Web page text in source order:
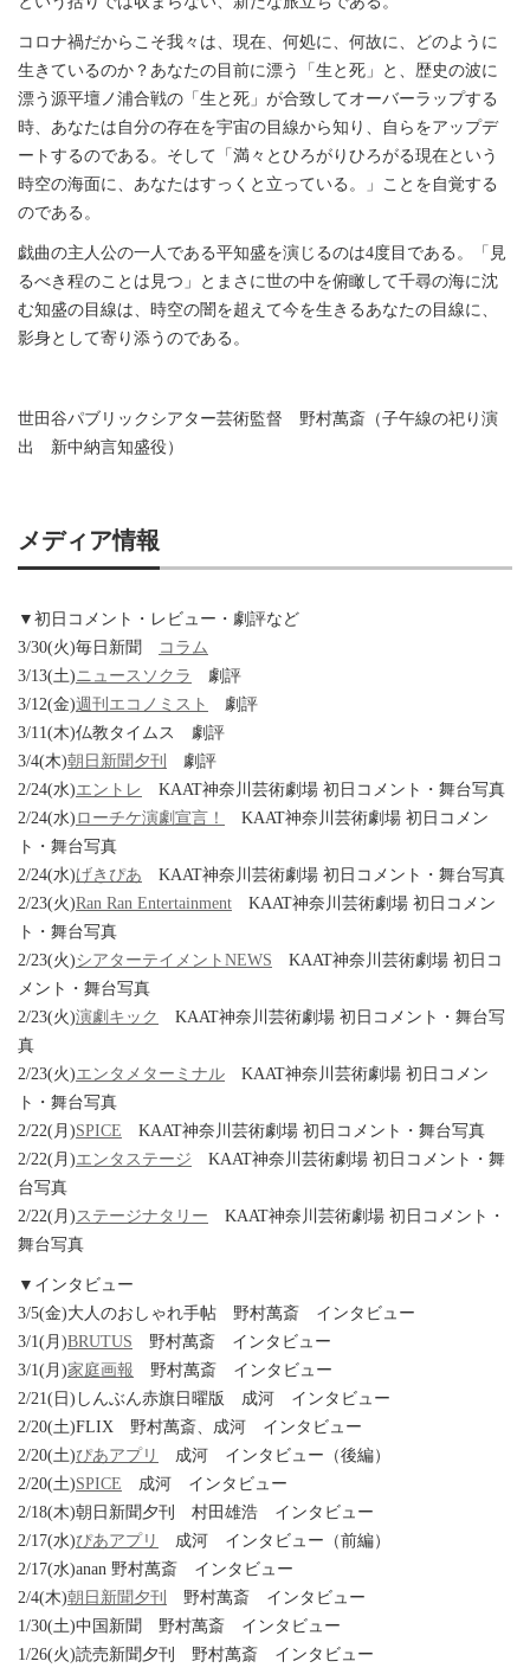
コロナ禍だからこそ我々は、現在、何処に、何故に、どのように
生きているのか？あなたの目前に漂う「生と死」と、歴史の波に
漂う源平壇ノ浦合戦の「生と死」が合致してオーバーラップする
時、あなたは自分の存在を宇宙の目線から知り、自らをアップデ
ートするのである。そして「満々とひろがりひろがる現在という
時空の海面に、あなたはすっくと立っている。」ことを自覚する
のである。
戯曲の主人公の一人である平知盛を演じるのは4度目である。「見
るべき程のことは見つ」とまさに世の中を俯瞰して千尋の海に沈
む知盛の目線は、時空の闇を超えて今を生きるあなたの目線に、
影身として寄り添うのである。
世田谷パブリックシアター芸術監督 野村萬斎（子午線の祀り演
出 新中納言知盛役）
メディア情報
▼初日コメント・レビュー・劇評など
3/30(火)毎日新聞
コラム
3/13(土)ニュースソクラ
劇評
3/12(金)週刊エコノミスト
劇評
3/11(木)仏教タイムス 劇評
3/4(木)朝日新聞夕刊
劇評
2/24(水)エントレ
KAAT神奈川芸術劇場 初日コメント・舞台写真
2/24(水) ローチケ演劇宣言！
KAAT神奈川芸術劇場 初日コメン
ト・舞台写真
2/24(水)げきぴあ KAAT神奈川芸術劇場 初日コメント・舞台写真
2/23(火)Ran Ran Entertainment KAAT神奈川芸術劇場 初日コメン
ト・舞台写真
2/23(火)シアターテイメントNEWS KAAT神奈川芸術劇場 初日コ
メント・舞台写真
2/23(火)演劇キック
KAAT神奈川芸術劇場 初日コメント・舞台写
真
2/23(火)エンタメターミナル KAAT神奈川芸術劇場 初日コメン
ト・舞台写真
2/22(月)SPICE KAAT神奈川芸術劇場 初日コメント・舞台写真
2/22(月)エンタステージ KAAT神奈川芸術劇場 初日コメント・舞
台写真
2/22(月)ステージナタリー KAAT神奈川芸術劇場 初日コメント・
舞台写真
▼インタビュー
3/5(金)大人のおしゃれ手帖 野村萬斎 インタビュー
3/1(月)BRUTUS 野村萬斎 インタビュー
3/1(月)家庭画報 野村萬斎 インタビュー
2/21(日)しんぶん赤旗日曜版 成河 インタビュー
2/20(土)FLIX 野村萬斎、成河 インタビュー
2/20(土)ぴあアプリ
成河 インタビュー（後編）
2/20(土)SPICE 成河 インタビュー
2/18(木)朝日新聞夕刊 村田雄浩 インタビュー
2/17(水)ぴあアプリ
成河 インタビュー（前編）
2/17(水)anan 野村萬斎 インタビュー
2/4(木)朝日新聞夕刊
野村萬斎 インタビュー
1/30(土)中国新聞 野村萬斎 インタビュー
1/26(火)読売新聞夕刊 野村萬斎 インタビュー